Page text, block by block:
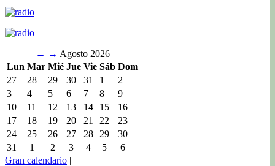
← → Agosto 2026
Lun Mar Mié Jue Vie Sáb Dom
27
28 29 30 31 1
2
3
4 5 6 7 8
9
10
11 12 13 14 15
16
17
18 19 20 21 22
23
24
25 26 27 28 29
30
31
1 2 3 4 5
6
Gran calendario |